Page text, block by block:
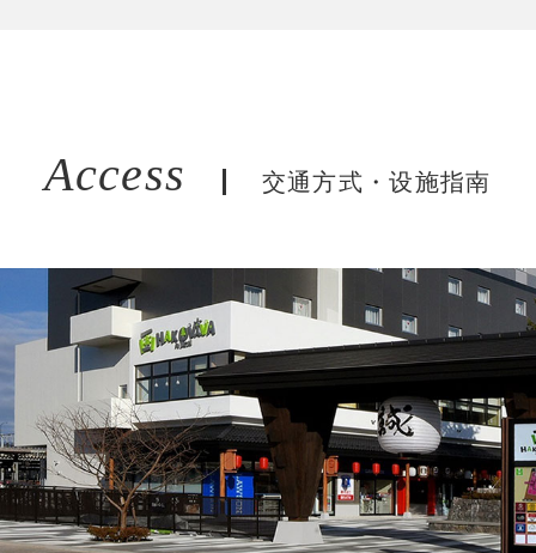
Access 交通方式・设施指南